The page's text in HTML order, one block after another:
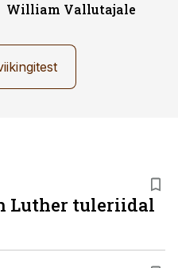
William Vallutajale
Luther tuleriidal